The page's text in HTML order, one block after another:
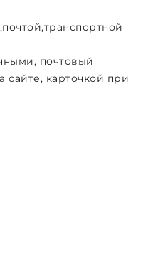
почтовый
сайте, карточкой при